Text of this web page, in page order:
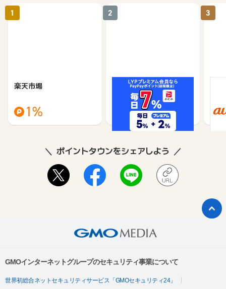
楽天市場
1%
1
Yahoo!ショッピング
1%
2 3
ポイントタウンをシェアしよう
GMOインターネットグループのセキュリティ事業について
世界初総合ネットセキュリティサービス「GMOセキュリティ24」